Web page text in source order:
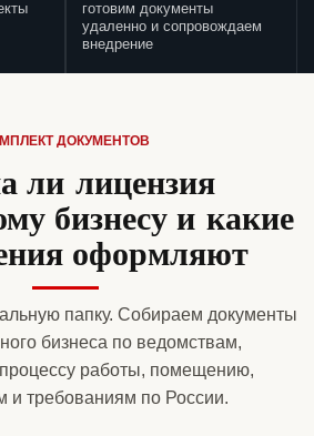
готовим документы
удаленно и сопровождаем
внедрение
ДОКУМЕНТОВ
ли лицензия
бизнесу и какие
оформляют
папку. Собираем документы
бизнеса по ведомствам,
работы, помещению,
и требованиям по России.